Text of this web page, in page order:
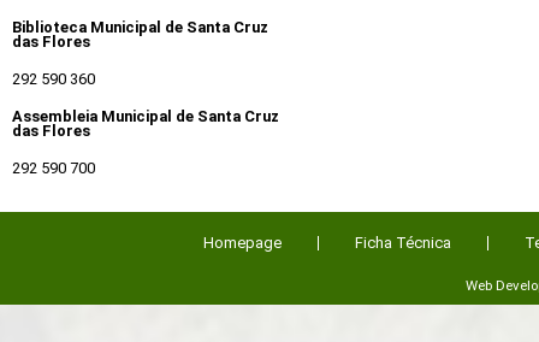
Biblioteca Municipal de Santa Cruz
das Flores
292 590 360
Assembleia Municipal de Santa Cruz
das Flores
292 590 700
Homepage Ficha Técnica
Web